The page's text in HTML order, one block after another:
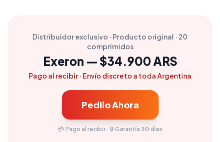
Distribuidor exclusivo · Producto original · 20
comprimidos
Exeron — $34.900 ARS
Pago al recibir · Envío discreto a toda Argentina
Pedilo Ahora
💳 Pago al recibir · 🔒 Garantía 30 días